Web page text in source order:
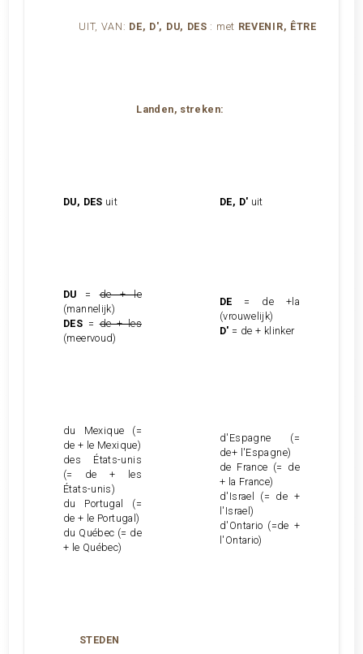
UIT, VAN: DE, D', DU, DES : met REVENIR, ÊTRE
Landen, streken:
DU, DES uit DE, D' uit
DU =de + le
(mannelijk)
DES =de + les
(meervoud)
DE = de +la
(vrouwelijk)
D' = de + klinker
du Mexique (=
de + le Mexique)
des États-unis
(= de + les
États-unis)
du Portugal (=
de + le Portugal)
du Québec (= de
+ le Québec)
d'Espagne (=
de+ l'Espagne)
de France (= de
+ la France)
d'Israel (= de +
l'Israel)
d'Ontario (=de +
l'Ontario)
STEDEN